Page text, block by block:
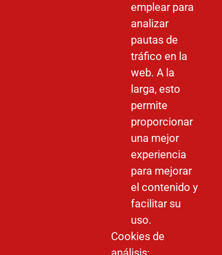
emplear para
analizar
pautas de
tráfico en la
web. A la
larga, esto
permite
proporcionar
una mejor
experiencia
para mejorar
el contenido y
facilitar su
uso.
Cookies de